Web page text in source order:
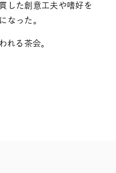
した創意工夫や嗜好を
なった。
れる茶会。